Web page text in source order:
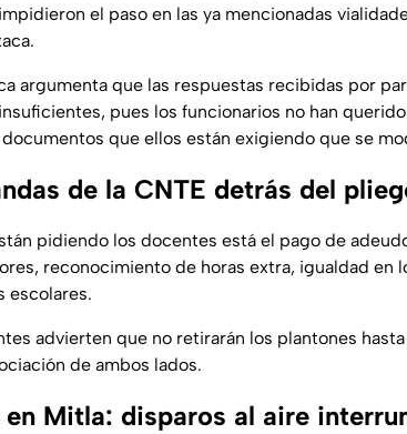
el paso en las ya mencionadas
argumenta que las respuestas recibidas por
pues los funcionarios no han
que ellos están exigiendo que se
de la CNTE detrás del
pidiendo los docentes está el pago de
reconocimiento de horas extra, igualdad en
escolares.
advierten que no retirarán los plantones
de ambos lados.
Mitla: disparos al aire